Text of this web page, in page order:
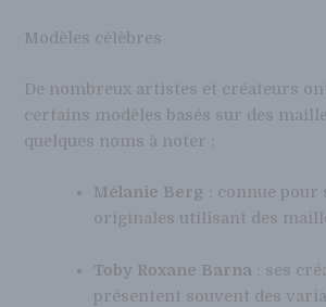
Modèles célèbres
De nombreux artistes et créateurs
certains modèles basés sur des
quelques noms à noter :
Mélanie Berg : connue pour
originales utilisant des
Toby Roxane Barna : ses
présentent souvent des